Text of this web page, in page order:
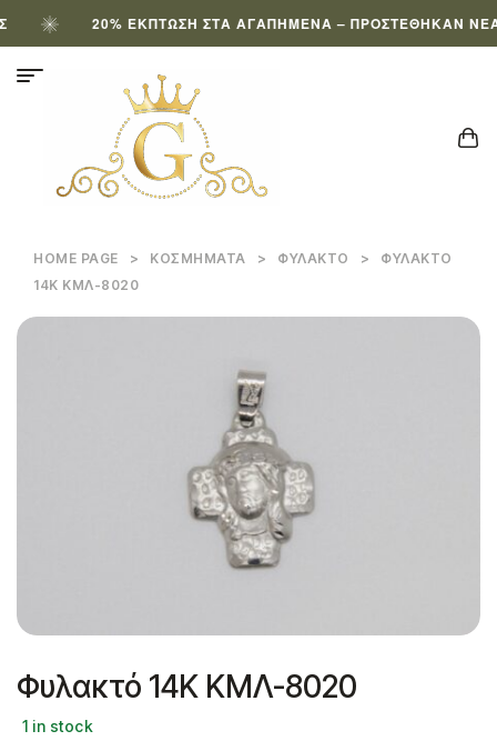
20% ΈΚΠΤΩΣΗ ΣΤΑ ΑΓΑΠΗΜΈΝΑ – ΠΡΟΣΤΈΘΗΚΑΝ ΝΈΑ
HOME PAGE > ΚΟΣΜΉΜΑΤΑ > ΦΥΛΑΚΤΌ >
ΦΥΛΑΚΤΌ
14Κ ΚΜΛ-8020
Φυλακτό 14Κ ΚΜΛ-8020
1 in stock